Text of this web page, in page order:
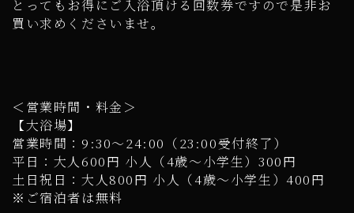
とってもお得にご入浴頂ける回数券ですので是非お
買い求めくださいませ。
＜営業時間・料金＞
【大浴場】
営業時間：9:30～24:00（23:00受付終了）
平日：大人600円 小人（4歳～小学生）300円
土日祝日：大人800円 小人（4歳～小学生）400円
※ご宿泊者は無料